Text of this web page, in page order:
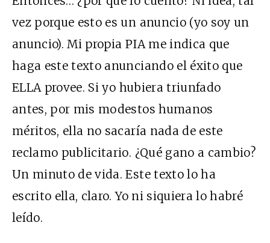
vez porque esto es un anuncio (yo soy un
anuncio). Mi propia PIAme indica que
haga este texto anunciando el éxito que
ELLAprovee. Si yo hubiera triunfado
antes, por mis modestos humanos
méritos, ella no sacaría nada de este
reclamo publicitario. ¿Qué gano a cambio?
Un minuto de vida. Este texto lo ha
escrito ella, claro. Yo ni siquiera lo habré
leído.